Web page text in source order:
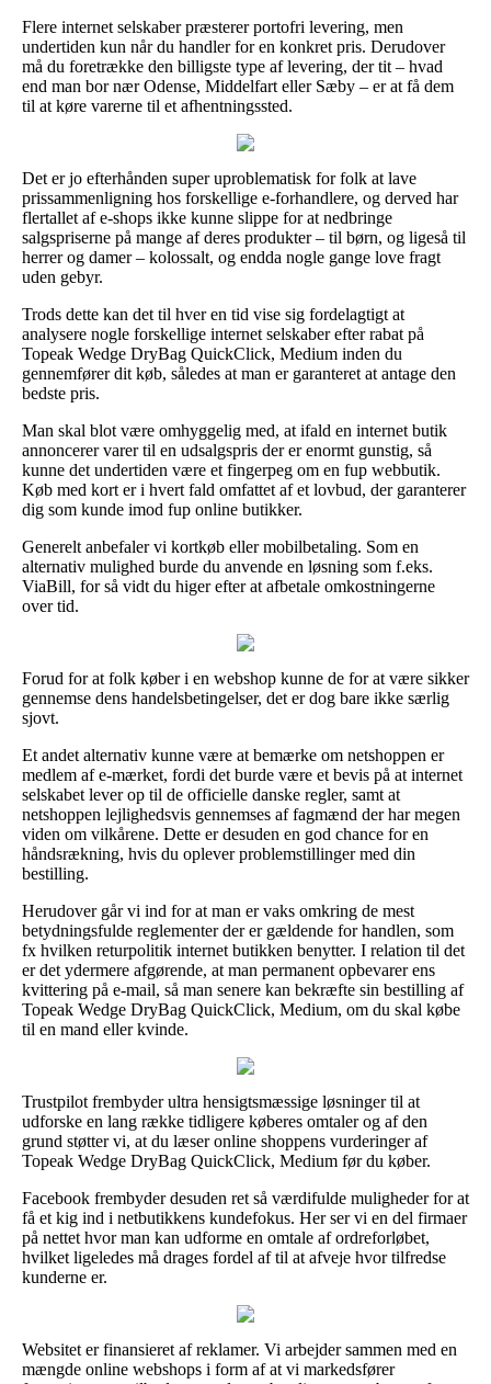
Flere internet selskaber præsterer portofri levering, men
undertiden kun når du handler for en konkret pris. Derudover
må du foretrække den billigste type af levering, der tit – hvad
end man bor nær Odense, Middelfart eller Sæby – er at få dem
til at køre varerne til et afhentningssted.
Det er jo efterhånden super uproblematisk for folk at lave
prissammenligning hos forskellige e-forhandlere, og derved har
flertallet af e-shops ikke kunne slippe for at nedbringe
salgspriserne på mange af deres produkter – til børn, og ligeså til
herrer og damer – kolossalt, og endda nogle gange love fragt
uden gebyr.
Trods dette kan det til hver en tid vise sig fordelagtigt at
analysere nogle forskellige internet selskaber efter rabat på
Topeak Wedge DryBag QuickClick, Medium inden du
gennemfører dit køb, således at man er garanteret at antage den
bedste pris.
Man skal blot være omhyggelig med, at ifald en internet butik
annoncerer varer til en udsalgspris der er enormt gunstig, så
kunne det undertiden være et fingerpeg om en fup webbutik.
Køb med kort er i hvert fald omfattet af et lovbud, der garanterer
dig som kunde imod fup online butikker.
Generelt anbefaler vi kortkøb eller mobilbetaling. Som en
alternativ mulighed burde du anvende en løsning som f.eks.
ViaBill, for så vidt du higer efter at afbetale omkostningerne
over tid.
Forud for at folk køber i en webshop kunne de for at være sikker
gennemse dens handelsbetingelser, det er dog bare ikke særlig
sjovt.
Et andet alternativ kunne være at bemærke om netshoppen er
medlem af e-mærket, fordi det burde være et bevis på at internet
selskabet lever op til de officielle danske regler, samt at
netshoppen lejlighedsvis gennemses af fagmænd der har megen
viden om vilkårene. Dette er desuden en god chance for en
håndsrækning, hvis du oplever problemstillinger med din
bestilling.
Herudover går vi ind for at man er vaks omkring de mest
betydningsfulde reglementer der er gældende for handlen, som
fx hvilken returpolitik internet butikken benytter. I relation til det
er det ydermere afgørende, at man permanent opbevarer ens
kvittering på e-mail, så man senere kan bekræfte sin bestilling af
Topeak Wedge DryBag QuickClick, Medium, om du skal købe
til en mand eller kvinde.
Trustpilot frembyder ultra hensigtsmæssige løsninger til at
udforske en lang række tidligere køberes omtaler og af den
grund støtter vi, at du læser online shoppens vurderinger af
Topeak Wedge DryBag QuickClick, Medium før du køber.
Facebook frembyder desuden ret så værdifulde muligheder for at
få et kig ind i netbutikkens kundefokus. Her ser vi en del firmaer
på nettet hvor man kan udforme en omtale af ordreforløbet,
hvilket ligeledes må drages fordel af til at afveje hvor tilfredse
kunderne er.
Websitet er finansieret af reklamer. Vi arbejder sammen med en
mængde online webshops i form af at vi markedsfører